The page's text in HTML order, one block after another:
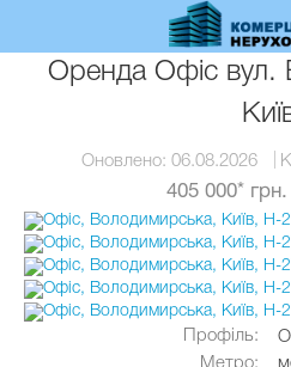
основного
вмістуОренда Офіс вул.
Оновлено: 06.08.2026
405 000* грн.
Профіль: